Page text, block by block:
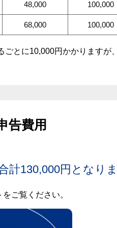
48,000 100,000
68,000 100,000
とに10,000円かかりますが
告費用
計130,000円となりま
ご覧ください。